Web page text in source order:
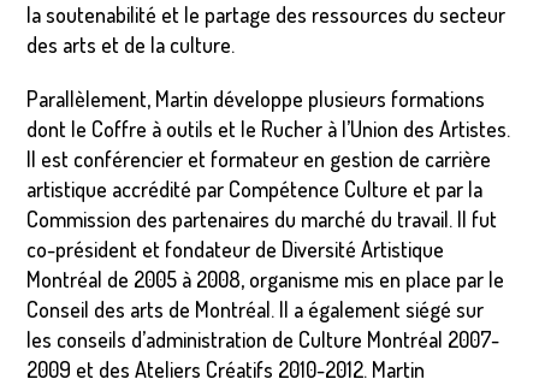
la soutenabilité et le partage des ressources du secteur
des arts et de la culture.
Parallèlement, Martin développe plusieurs formations
dont le Coffre à outils et le Rucher à l’Union des Artistes.
Il est conférencier et formateur en gestion de carrière
artistique accrédité par Compétence Culture et par la
Commission des partenaires du marché du travail. Il fut
co-président et fondateur de Diversité Artistique
Montréal de 2005 à 2008, organisme mis en place par le
Conseil des arts de Montréal. Il a également siégé sur
les conseils d’administration de Culture Montréal 2007-
2009 et des Ateliers Créatifs 2010-2012. Martin